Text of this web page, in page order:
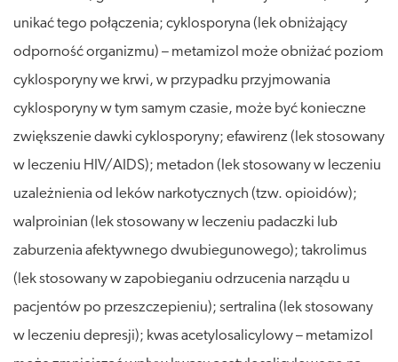
unikać tego połączenia; cyklosporyna (lek obniżający
odporność organizmu) – metamizol może obniżać poziom
cyklosporyny we krwi, w przypadku przyjmowania
cyklosporyny w tym samym czasie, może być konieczne
zwiększenie dawki cyklosporyny; efawirenz (lek stosowany
w leczeniu HIV/AIDS); metadon (lek stosowany w leczeniu
uzależnienia od leków narkotycznych (tzw. opioidów);
walproinian (lek stosowany w leczeniu padaczki lub
zaburzenia afektywnego dwubiegunowego); takrolimus
(lek stosowany w zapobieganiu odrzucenia narządu u
pacjentów po przeszczepieniu); sertralina (lek stosowany
w leczeniu depresji); kwas acetylosalicylowy – metamizol